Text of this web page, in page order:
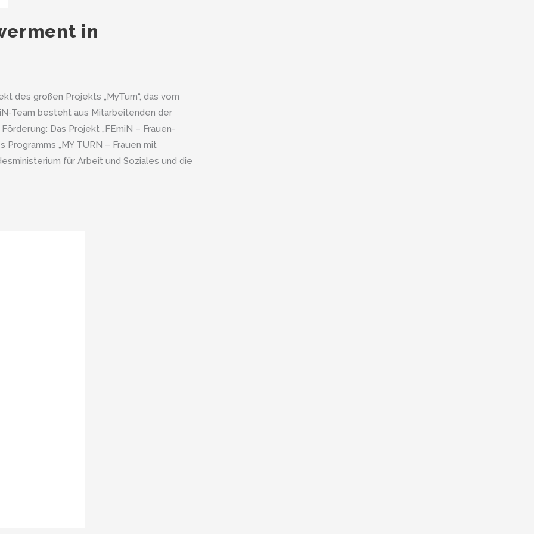
in
des großen Projekts „MyTurn“, das vom
Team besteht aus Mitarbeitenden der
Das Projekt „FEmiN – Frauen-
„MY TURN – Frauen mit
für Arbeit und Soziales und die